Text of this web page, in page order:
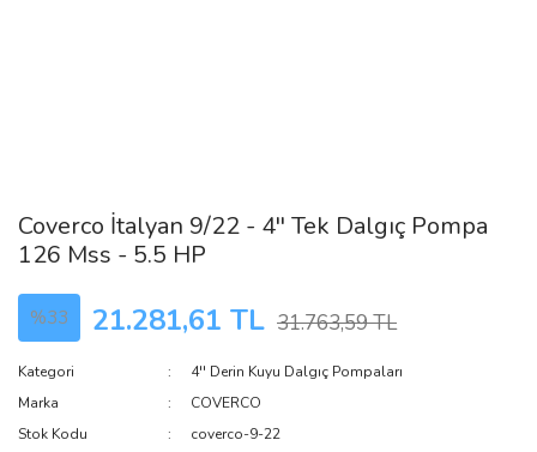
Coverco İtalyan 9/22 - 4'' Tek Dalgıç Pompa
126 Mss - 5.5 HP
%33 21.281,61 TL 31.763,59 TL
Kategori
4'' Derin Kuyu Dalgıç Pompaları
Marka
COVERCO
Stok Kodu
coverco-9-22